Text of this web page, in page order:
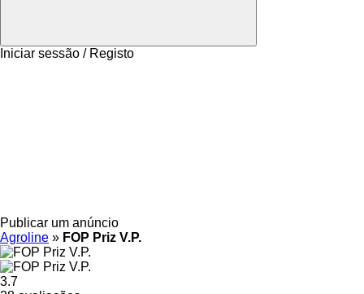
Iniciar sessão / Registo
Publicar um anúncio
Agroline » FOP Priz V.P.
3.7